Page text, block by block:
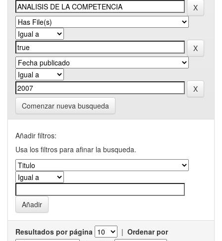
Comenzar nueva busqueda
Añadir filtros:
Usa los filtros para afinar la busqueda.
Resultados por página | Ordenar por